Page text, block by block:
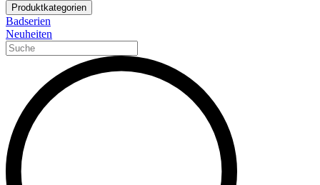
Produktkategorien
Badserien
Neuheiten